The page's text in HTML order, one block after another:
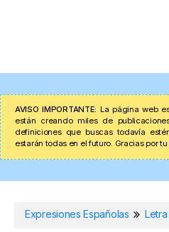
AVISO IMPORTANTE: La página web
están creando miles de
definiciones que buscas todavía
estarán todas en el futuro. Gracias por
Expresiones Españolas Letra